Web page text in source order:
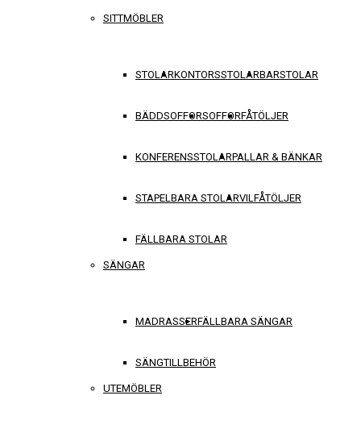
SITTMÖBLER
STOLARKONTORSSTOLARBARSTOLAR
BÄDDSOFFORSOFFORFÅTÖLJER
KONFERENSSTOLARPALLAR & BÄNKAR
STAPELBARA STOLARVILFÅTÖLJER
FÄLLBARA STOLAR
SÄNGAR
MADRASSERFÄLLBARA SÄNGAR
SÄNGTILLBEHÖR
UTEMÖBLER